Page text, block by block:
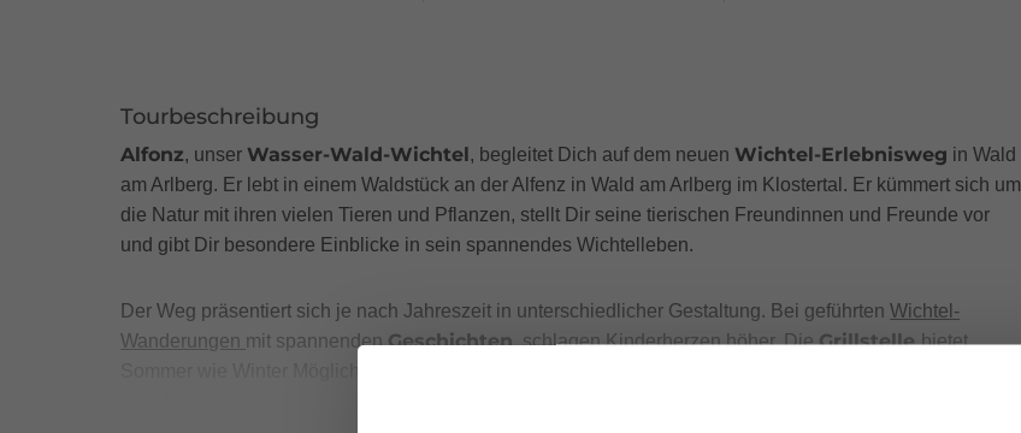
Tourbeschreibung
Alfonz, unserWasser-Wald-Wichtel , begleitet Dich auf dem neuenWichtel-Erlebnisweg in Wald
am Arlberg. Er lebt in einem Waldstück an der Alfenz in Wald am Arlberg im Klostertal. Er kümmert sich um
die Natur mit ihren vielen Tieren und Pflanzen, stellt Dir seine tierischen Freundinnen und Freunde vor
und gibt Dir besondere Einblicke in sein spannendes Wichtelleben.
Der Weg präsentiert sich je nach Jahreszeit in unterschiedlicher Gestaltung. Bei geführtenWichtel-
Wanderungen mit spannendenGeschichten, schlagen Kinderherzen höher. DieGrillstellebietet